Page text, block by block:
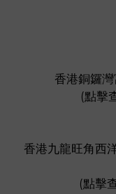
香港銅鑼
(點擊
香港九龍旺角西
(點擊